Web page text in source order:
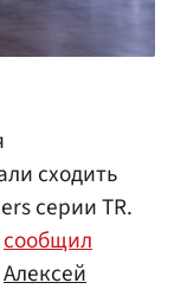
сходить
серии TR.
сообщил
Алексей